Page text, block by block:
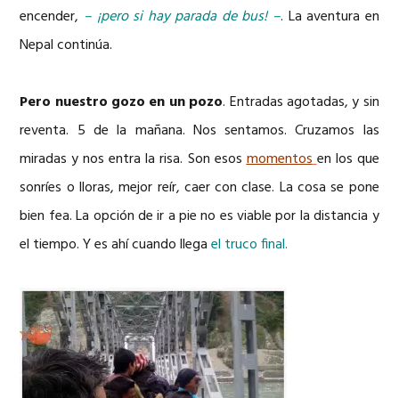
encender, – ¡pero si hay parada de bus! –. La aventura en
Nepal continúa.
Pero nuestro gozo en un pozo. Entradas agotadas, y sin
reventa. 5 de la mañana. Nos sentamos. Cruzamos las
miradas y nos entra la risa. Son esosmomentosen los que
sonríes o lloras, mejor reír, caer con clase. La cosa se pone
bien fea. La opción de ir a pie no es viable por la distancia y
el tiempo. Y es ahí cuando llegael truco final.